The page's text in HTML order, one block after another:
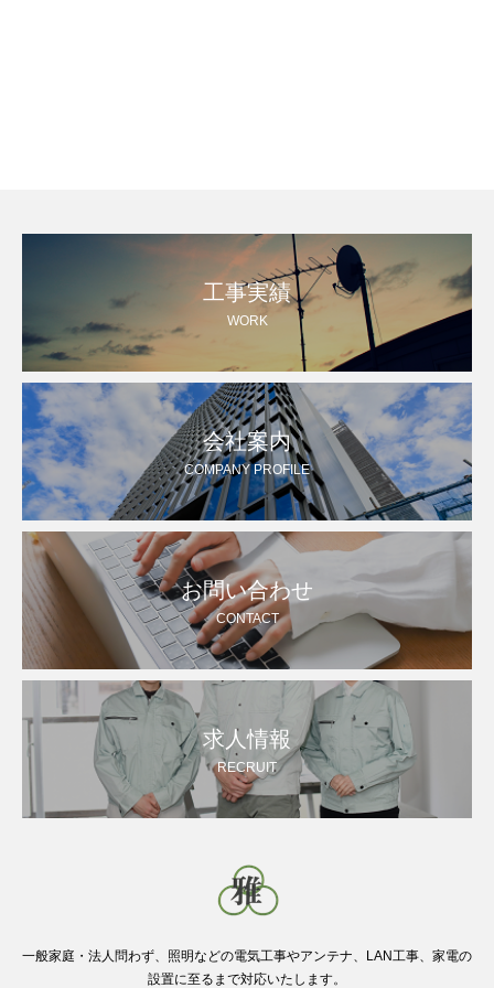
工事実績
WORK
会社案内
COMPANY PROFILE
お問い合わせ
CONTACT
求人情報
RECRUIT
一般家庭・法人問わず、照明などの電気工事やアンテナ、LAN工事、家電の
設置に至るまで対応いたします。